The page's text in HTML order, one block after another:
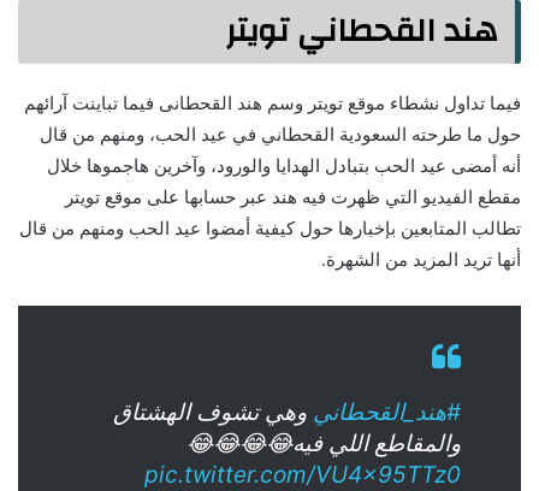
هند القحطاني تويتر
فيما تداول نشطاء موقع تويتر وسم هند القحطانى فيما تباينت آرائهم
حول ما طرحته السعودية القحطاني في عيد الحب، ومنهم من قال
أنه أمضى عيد الحب بتبادل الهدايا والورود، وآخرين هاجموها خلال
مقطع الفيديو التي ظهرت فيه هند عبر حسابها على موقع تويتر
تطالب المتابعين بإخبارها حول كيفية أمضوا عيد الحب ومنهم من قال
أنها تريد المزيد من الشهرة.
#هند_القحطاني وهي تشوف الهشتاق
والمقاطع اللي فيه😂😂😂😂
pic.twitter.com/VU4x95TTz0